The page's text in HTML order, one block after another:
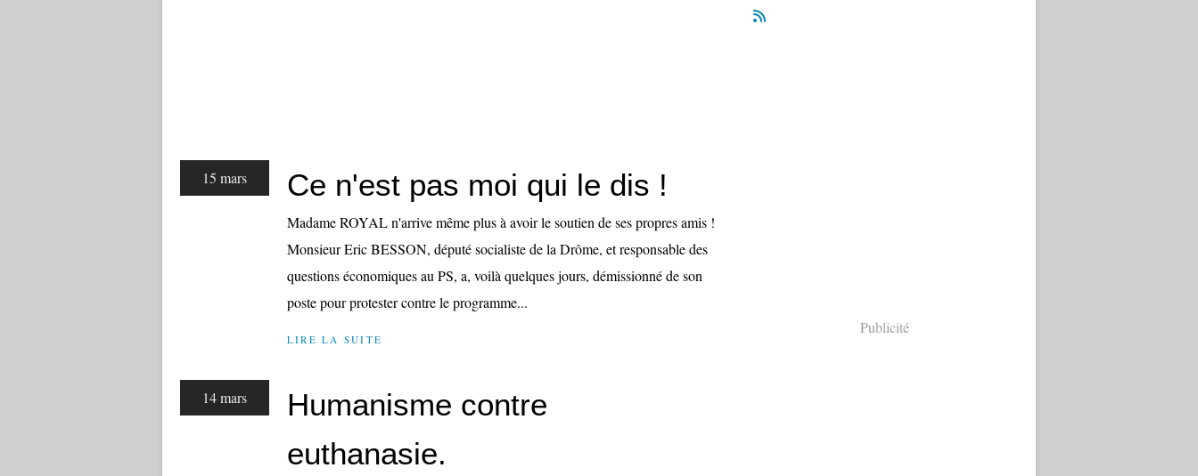
15 mars Ce n'est pas moi qui le dis !
Madame ROYAL n'arrive même plus à avoir le soutien de ses propres amis !
Monsieur Eric BESSON, député socialiste de la Drôme, et responsable des
questions économiques au PS, a, voilà quelques jours, démissionné de son
poste pour protester contre le programme...
LIRE LA SUITE
14 mars
Humanisme contre
euthanasie.
Publicité